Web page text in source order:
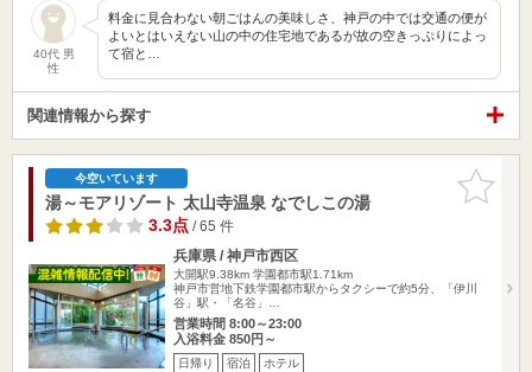
40代 男
性
料金に見合わない朝ごはんの美味しさ、神戸の中では交通の便が
よいとはいえない山の中の住宅地であるが故の空きっぷりによっ
て宿と…
関連情報から探す
お気に入
りに追加
今空いています
湯～モアリゾート 太山寺温泉 なでしこの湯
3.3点/ 65 件
兵庫県 / 神戸市西区
大開駅9.38km 学園都市駅1.71km
神戸市営地下鉄学園都市駅からタクシーで約5分、「伊川
谷」駅・「名谷」…
営業時間 8:00～23:00
入浴料金 850円～
日帰り 宿泊 ホテル